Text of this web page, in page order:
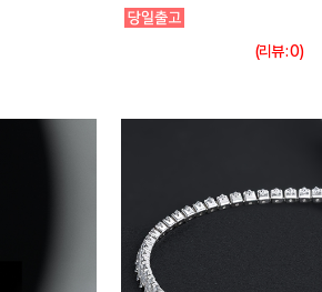
(리뷰 : 0)